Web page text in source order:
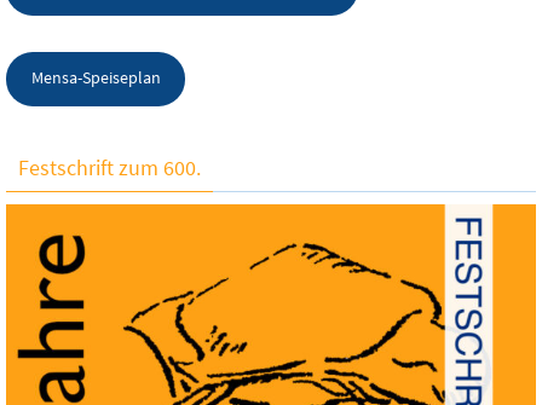
Mensa-Speiseplan
Festschrift zum 600.